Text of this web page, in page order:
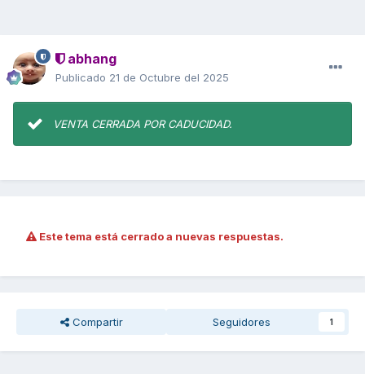
abhang
Publicado 21 de Octubre del 2025
VENTA CERRADA POR CADUCIDAD.
Este tema está cerrado a nuevas respuestas.
Compartir Seguidores 1